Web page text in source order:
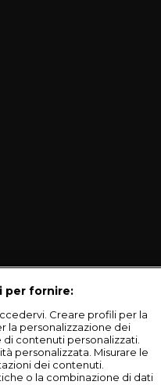
per fornire:
Creare profili per la
la personalizzazione dei
contenuti personalizzati.
personalizzata. Misurare le
dei contenuti.
o la combinazione di dati